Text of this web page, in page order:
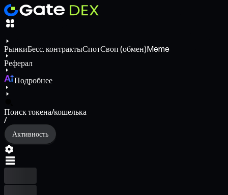
РынкиБесс. контрактыСпотСвоп (обмен)Meme
Реферал
Подробнее
Поиск токена/кошелька
/
Активность